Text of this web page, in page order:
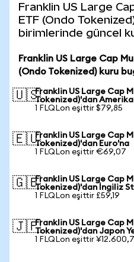
Franklin US Large
ETF (Ondo
birimlerinde güncel
Franklin US Large Cap
(Ondo Tokenized) kuru
🇺🇸Franklin US Large Cap
Tokenized)'dan
1 FLQLon eşittir $79,85
🇪🇺Franklin US Large Cap
Tokenized)'dan Euro'na
1 FLQLon eşittir €69,07
🇬🇧Franklin US Large Cap
Tokenized)'dan İngiliz
1 FLQLon eşittir £59,19
🇯🇵Franklin US Large Cap
Tokenized)'dan Japon
1 FLQLon eşittir